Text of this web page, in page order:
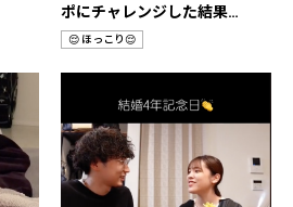
ポにチャレンジした結果…
カ
テ
😌 ほっこり😌